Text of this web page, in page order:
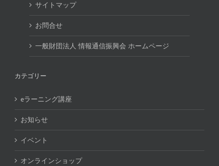
サイトマップ
お問合せ
一般財団法人 情報通信振興会 ホームページ
カテゴリー
eラーニング講座
お知らせ
イベント
オンラインショップ